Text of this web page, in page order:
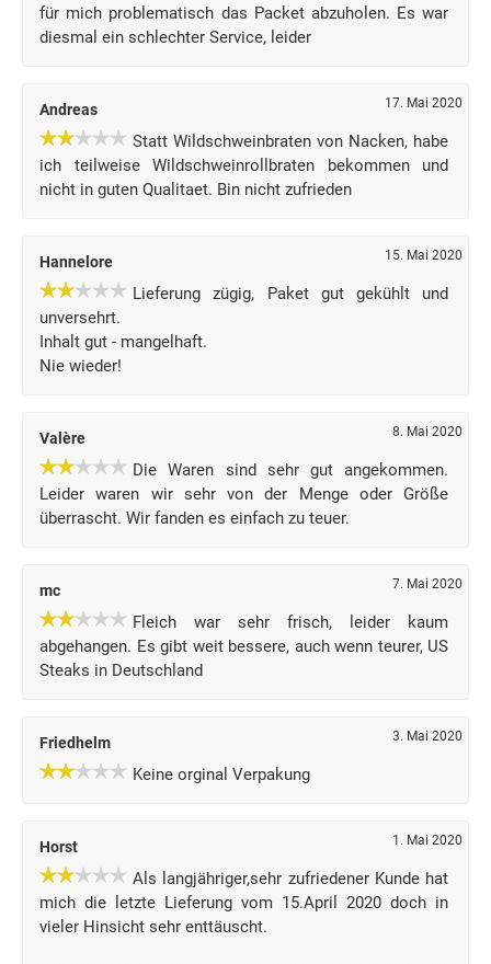
für mich problematisch das Packet abzuholen. Es war
diesmal ein schlechter Service, leider
Andreas 17. Mai 2020
Statt Wildschweinbraten von Nacken, habe
ich teilweise Wildschweinrollbraten bekommen und
nicht in guten Qualitaet. Bin nicht zufrieden
Hannelore 15. Mai 2020
Lieferung zügig, Paket gut gekühlt und
unversehrt.
Inhalt gut - mangelhaft.
Nie wieder!
Valère 8. Mai 2020
Die Waren sind sehr gut angekommen.
Leider waren wir sehr von der Menge oder Größe
überrascht. Wir fanden es einfach zu teuer.
mc 7. Mai 2020
Fleich war sehr frisch, leider kaum
abgehangen. Es gibt weit bessere, auch wenn teurer, US
Steaks in Deutschland
Friedhelm 3. Mai 2020
Keine orginal Verpakung
Horst 1. Mai 2020
Als langjähriger,sehr zufriedener Kunde hat
mich die letzte Lieferung vom 15.April 2020 doch in
vieler Hinsicht sehr enttäuscht.